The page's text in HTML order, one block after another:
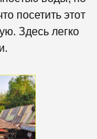
посетить этот
Здесь легко